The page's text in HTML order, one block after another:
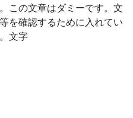
この文章はダミーです。文
を確認するために入れてい
文字